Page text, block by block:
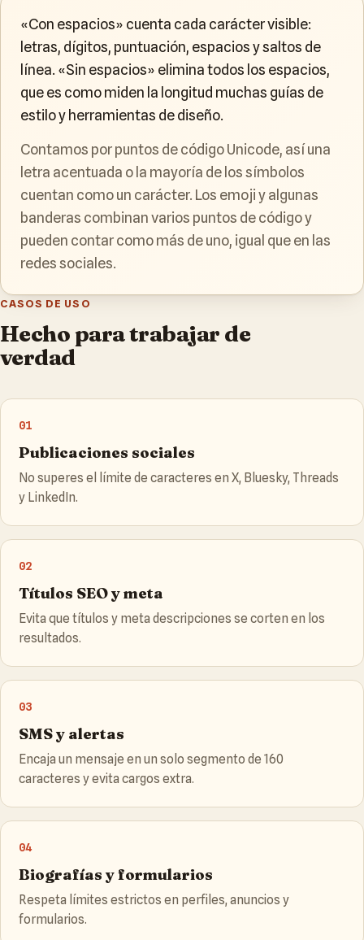
«Con espacios» cuenta cada carácter visible:
letras, dígitos, puntuación, espacios y saltos de
línea. «Sin espacios» elimina todos los espacios,
que es como miden la longitud muchas guías de
estilo y herramientas de diseño.
Contamos por puntos de código Unicode, así una
letra acentuada o la mayoría de los símbolos
cuentan como un carácter. Los emoji y algunas
banderas combinan varios puntos de código y
pueden contar como más de uno, igual que en las
redes sociales.
CASOS DE USO
Hecho para trabajar de
verdad
01
Publicaciones sociales
No superes el límite de caracteres en X, Bluesky, Threads
y LinkedIn.
02
Títulos SEO y meta
Evita que títulos y meta descripciones se corten en los
resultados.
03
SMS y alertas
Encaja un mensaje en un solo segmento de 160
caracteres y evita cargos extra.
04
Biografías y formularios
Respeta límites estrictos en perfiles, anuncios y
formularios.